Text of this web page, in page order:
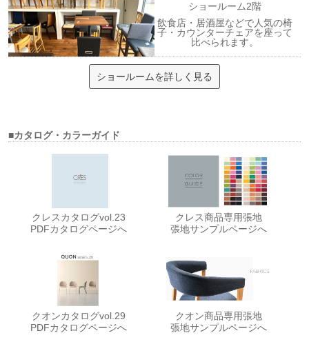
ショールーム2階
飲食店・居酒屋などで人気の椅
子・カウンターチェアを座って
比べられます。
ショールームを詳しく見る
■カタログ・カラーガイド
クレスカタログvol.23
PDFカタログページへ
クレス商品専用張地
張地サンプルページへ
クオンカタログvol.29
PDFカタログページへ
クオン商品専用張地
張地サンプルページへ